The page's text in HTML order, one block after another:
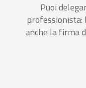
Puoi
professionista:
anche la firma